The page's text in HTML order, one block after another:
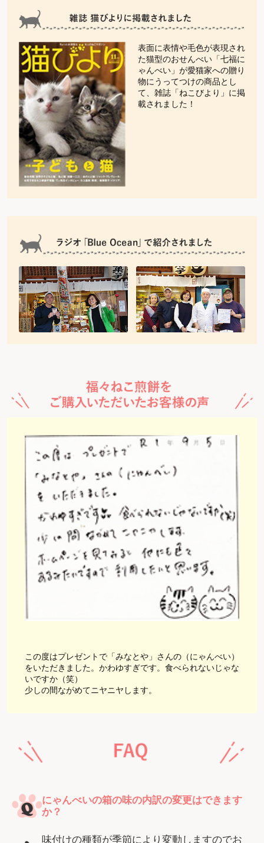
表面に表情や毛色が表現され
た猫型のおせんべい「七福に
ゃんべい」が愛猫家への贈り
物にうってつけの商品とし
て、雑誌「ねこびより」に掲
載されました！
この度はプレゼントで「みなとや」さんの（にゃんべい）
をいただきました。かわゆすぎです。食べられないじゃな
いですか（笑）
少しの間ながめてニヤニヤします。
にゃんべいの箱の味の内訳の変更はできます
か？
味付けの種類が季節により変動しますのでお